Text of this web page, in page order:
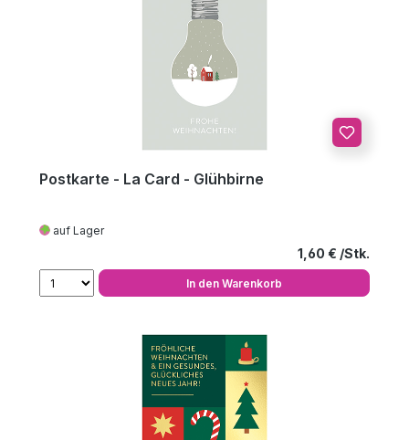
Postkarte - La Card - Glühbirne
auf Lager
Regulärer
1,60 €
In den Warenkorb